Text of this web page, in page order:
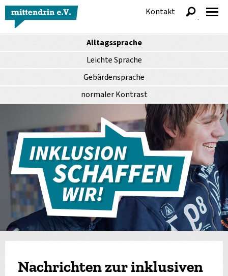
Alltagssprache
Leichte Sprache
Gebärdensprache
normalerKontrast
Kontakt
anzeigen
Nachrichten zur inklusiven